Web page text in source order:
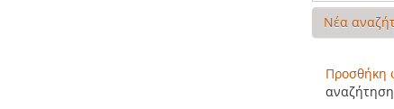
Νέα
Προσθήκη